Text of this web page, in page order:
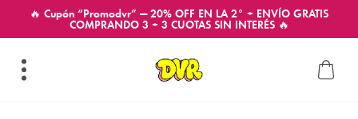
🔥 Cupón “Promodvr” — 20% OFF EN LA 2° + ENVÍO GRATIS
COMPRANDO 3 + 3 CUOTAS SIN INTERÉS 🔥